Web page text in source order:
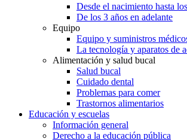
Desde el nacimiento hasta
De los 3 años en adelante
Equipo
Equipo y suministros
La tecnología y aparatos de
Alimentación y salud bucal
Salud bucal
Cuidado dental
Problemas para comer
Trastornos alimentarios
Educación y escuelas
Información general
Derecho a la educación pública